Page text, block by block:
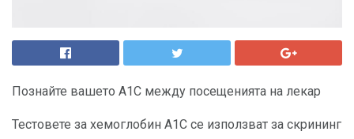
Познайте вашето A1C между посещенията на лекар
Тестовете за хемоглобин А1С се използват за скрининг